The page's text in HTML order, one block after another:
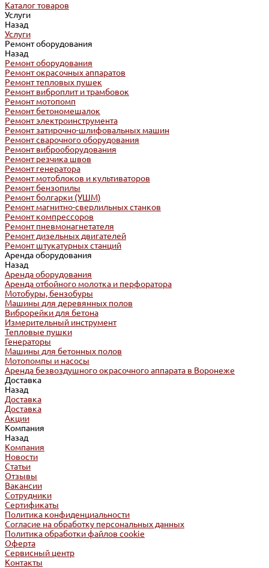
Каталог товаров
Услуги
Назад
Услуги
Ремонт оборудования
Назад
Ремонт оборудования
Ремонт окрасочных аппаратов
Ремонт тепловых пушек
Ремонт виброплит и трамбовок
Ремонт мотопомп
Ремонт бетономешалок
Ремонт электроинструмента
Ремонт затирочно-шлифовальных машин
Ремонт сварочного оборудования
Ремонт виброоборудования
Ремонт резчика швов
Ремонт генератора
Ремонт мотоблоков и культиваторов
Ремонт бензопилы
Ремонт болгарки (УШМ)
Ремонт магнитно-сверлильных станков
Ремонт компрессоров
Ремонт пневмонагнетателя
Ремонт дизельных двигателей
Ремонт штукатурных станций
Аренда оборудования
Назад
Аренда оборудования
Аренда отбойного молотка и перфоратора
Мотобуры, бензобуры
Машины для деревянных полов
Виброрейки для бетона
Измерительный инструмент
Тепловые пушки
Генераторы
Машины для бетонных полов
Мотопомпы и насосы
Аренда безвоздушного окрасочного аппарата в Воронеже
Доставка
Назад
Доставка
Доставка
Акции
Компания
Назад
Компания
Новости
Статьи
Отзывы
Вакансии
Сотрудники
Сертификаты
Политика конфиденциальности
Согласие на обработку персональных данных
Политика обработки файлов cookie
Оферта
Сервисный центр
Контакты